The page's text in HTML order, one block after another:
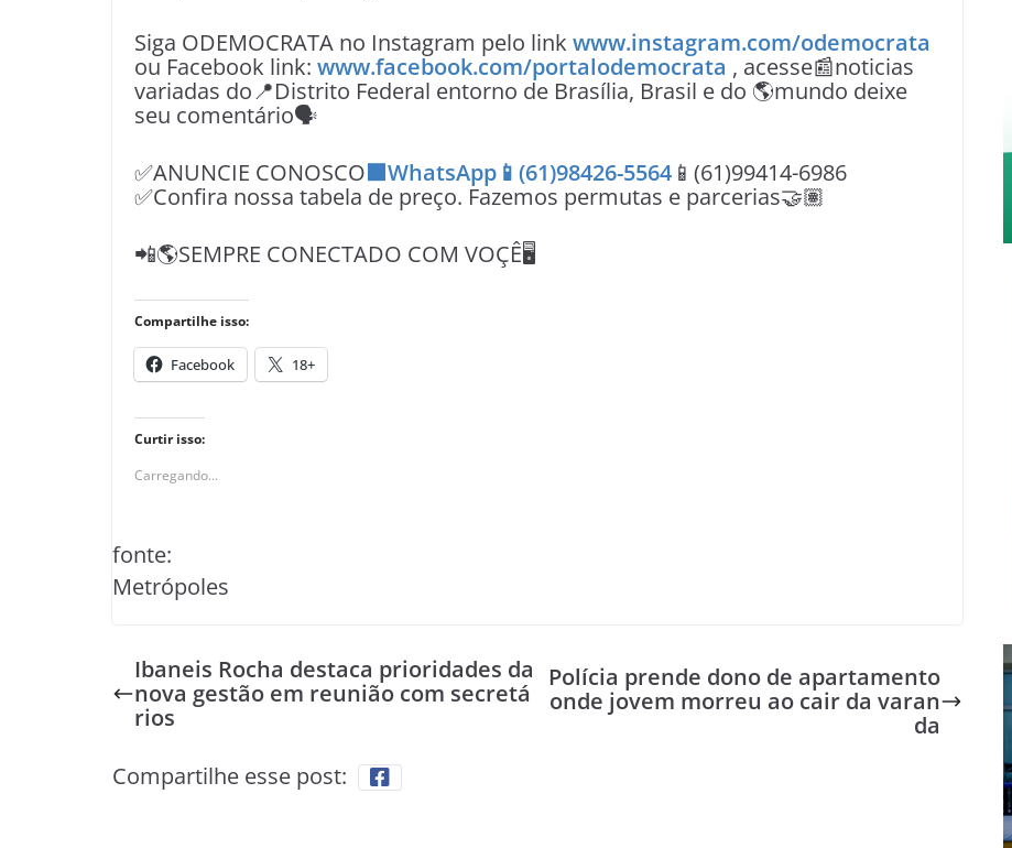
Siga ODEMOCRATA no Instagram pelo link www.instagram.com/odemocrata
ou Facebook link: www.facebook.com/portalodemocrata , acesse📰noticias
variadas do📍Distrito Federal entorno de Brasília, Brasil e do 🌎mundo deixe
seu comentário🗣
✅ANUNCIE CONOSCO🟩WhatsApp📱(61)98426-5564 📱(61)99414-6986
✅Confira nossa tabela de preço. Fazemos permutas e parcerias🤝🏽
📲🌎SEMPRE CONECTADO COM VOÇÊ🖥️
Compartilhe isso:
Facebook 18+
Curtir isso:
Carregando...
fonte:
Metrópoles
Ibaneis Rocha destaca prioridades da
nova gestão em reunião com secretá
rios
Polícia prende dono de apartamento
onde jovem morreu ao cair da varan
da
Compartilhe esse post: